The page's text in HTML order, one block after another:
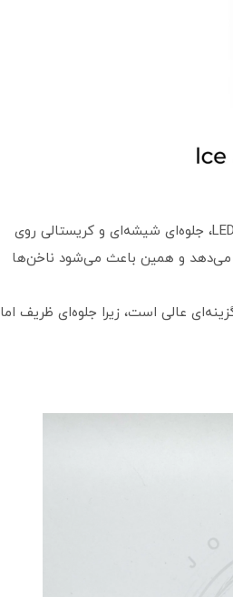
آیس ژل نوعی لاک ژل است که پس از خشک شدن در دستگاه UV یا LED، جلوه‌ای شیشه‌ای و کریستالی روی
می‌دهد و همین باعث می‌شود ناخن‌ها
عالی است، زیرا جلوه‌ای ظریف اما